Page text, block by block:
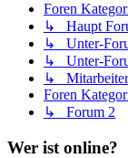
Foren
↳ Haupt
↳ Unter-
↳ Unter-
↳ Mitarbeiter
Foren
↳ Forum 2
Wer ist online?